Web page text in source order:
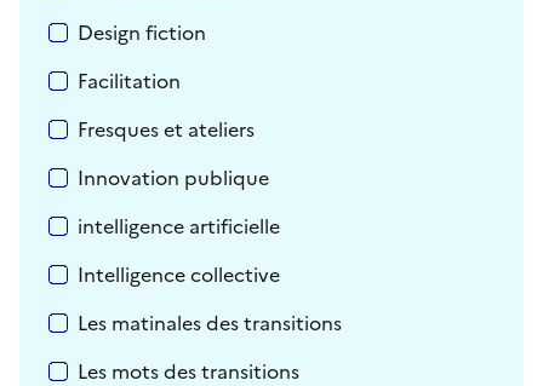
Design fiction
Facilitation
Fresques et ateliers
Innovation publique
intelligence artificielle
Intelligence collective
Les matinales des transitions
Les mots des transitions